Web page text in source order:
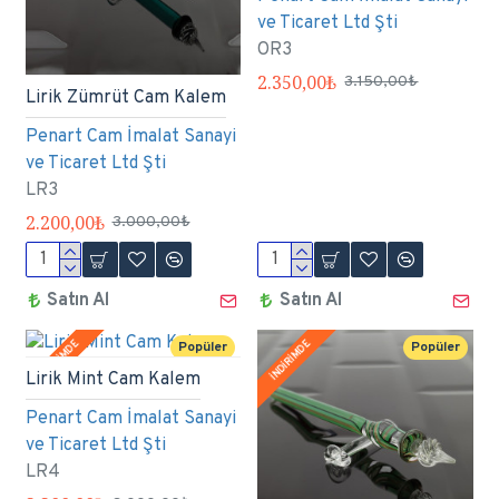
Penart Cam İmalat Sanayi
ve Ticaret Ltd Şti
LR3
Lirik Zümrüt Cam Kalem
2.200,00₺ 3.000,00₺
Satın Al
ve Ticaret Ltd Şti
OR3
2.350,00₺ 3.150,00₺
Satın Al
Popüler
İNDİRİMDE
Penart Cam İmalat Sanayi
ve Ticaret Ltd Şti
LR4
Lirik Mint Cam Kalem
Popüler
İNDİRİMDE